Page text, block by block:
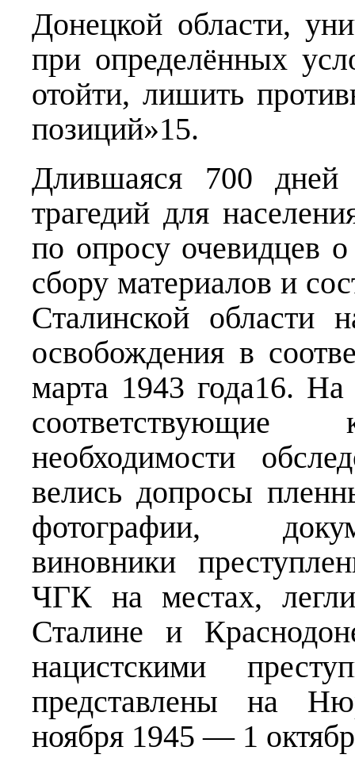
Донецкой области,
при определённых
отойти, лишить
позиций»15.
Длившаяся 700 дней
трагедий для
по опросу очевидцев
сбору материалов и
Сталинской области
освобождения в
марта 1943 года16.
необходимости
велись допросы
фотографии,
виновники
ЧГК на местах,
Сталине и
нацистскими
представлены на
ноября 1945 — 1